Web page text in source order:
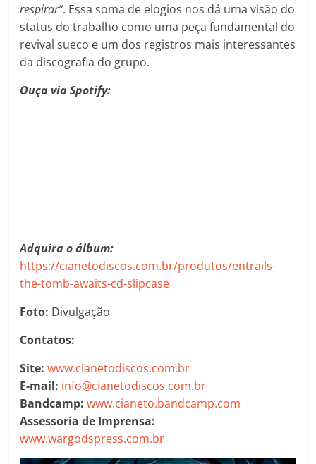
respirar”. Essa soma de elogios nos dá uma visão do
status do trabalho como uma peça fundamental do
revival sueco e um dos registros mais interessantes
da discografia do grupo.
Ouça via Spotify:
Adquira o álbum:
https://cianetodiscos.com.br/produtos/entrails-
the-tomb-awaits-cd-slipcase
Foto: Divulgação
Contatos:
Site:www.cianetodiscos.com.br
E-mail: info@cianetodiscos.com.br
Bandcamp: www.cianeto.bandcamp.com
Assessoria de Imprensa:
www.wargodspress.com.br